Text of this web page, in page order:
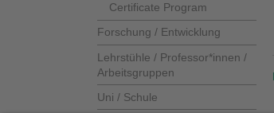
Certificate Program
Forschung / Entwicklung
Lehrstühle / Professor*innen /
Arbeitsgruppen
Uni / Schule